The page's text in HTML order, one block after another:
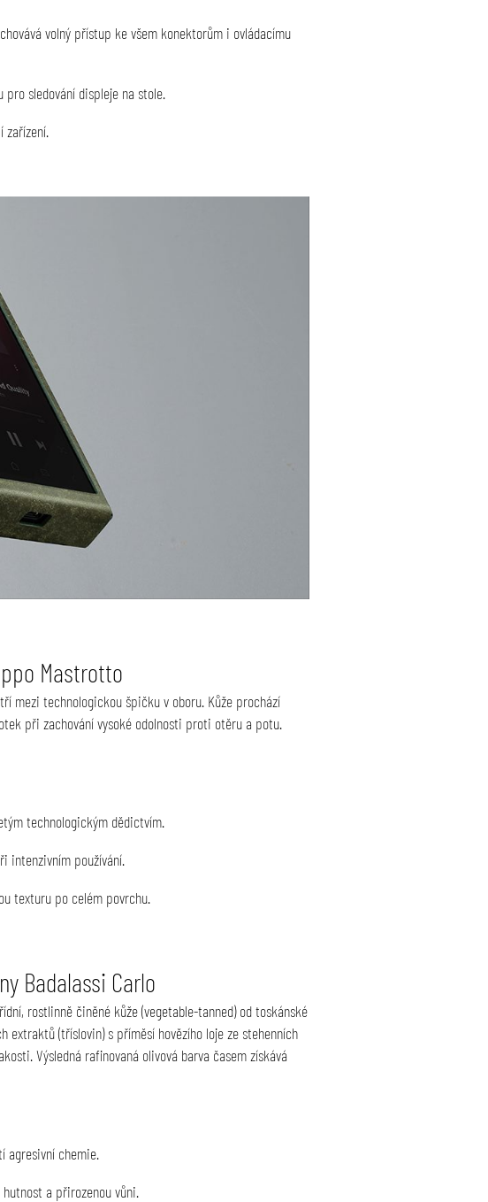
volný přístup ke všem konektorům i ovládacímu
sledování displeje na stole.
zařízení.
Mastrotto
mezi technologickou špičku v oboru. Kůže prochází
při zachování vysoké odolnosti proti otěru a potu.
technologickým dědictvím.
intenzivním používání.
texturu po celém povrchu.
Badalassi Carlo
rostlinně činěné kůže (vegetable-tanned) od toskánské
extraktů (tříslovin) s příměsí hovězího loje ze stehenních
Výsledná rafinovaná olivová barva časem získává
agresivní chemie.
a přirozenou vůni.